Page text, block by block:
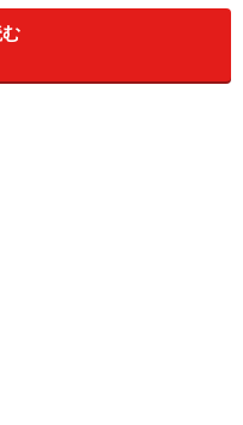
スポットといえば、サ
らナショナル・スタジ
軒を連ねています。ま